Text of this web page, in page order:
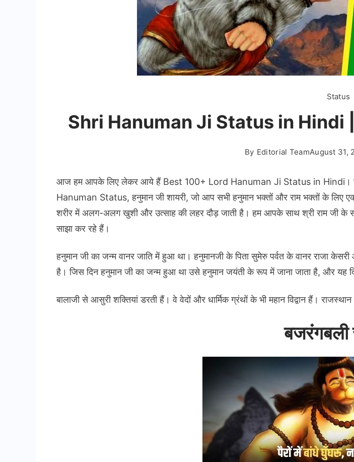
Status
Shri Hanuman Ji Status in Hindi |
By Editorial TeamAugust 31,
आज हम आपके लिए लेकर आये हैं Best 100+ Lord Hanuman Ji Status in Hindi।
Hanuman Status, हनुमान जी शायरी, जो आप सभी हनुमान भक्तों और राम भक्तों के लिए
शरीर में अलग-अलग खुशी और उत्साह की लहर दौड़ जाती है। हम आपके साथ श्री राम
साझा कर रहे हैं।
हनुमान जी का जन्म वानर जाति में हुआ था। हनुमानजी के पिता सुमेरु पर्वत के वानर राजा
है। जिस दिन हनुमान जी का जन्म हुआ था उसे हनुमान जयंती के रूप में जाना जाता है, और यह
बालाजी से आसुरी शक्तियां डरती हैं। वे वेदों और धार्मिक ग्रंथों के भी महान विद्वान हैं।